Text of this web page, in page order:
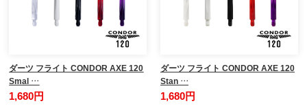
ダーツ フライト CONDOR AXE 120
Smal …
1,680円
ダーツ フライト CONDOR AXE 120
Stan …
1,680円